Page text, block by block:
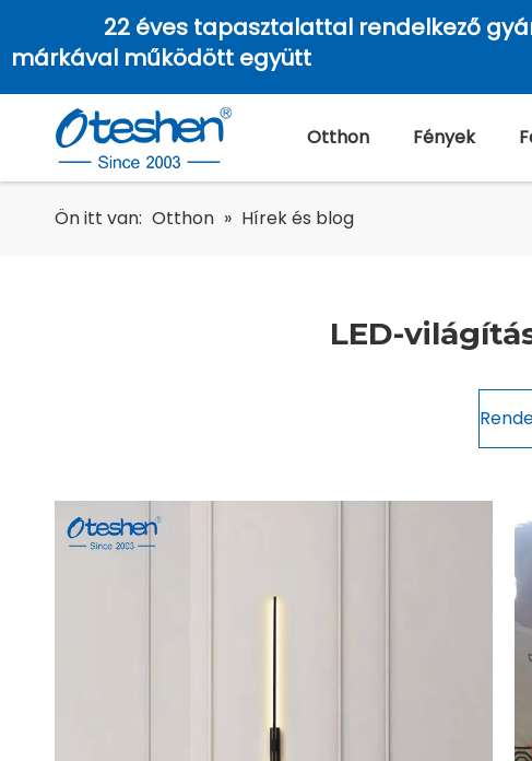
22 éves tapasztalattal rendelkező
márkával működött együtt
Otthon Fények
Ön itt van: Otthon » Hírek és blog
LED-